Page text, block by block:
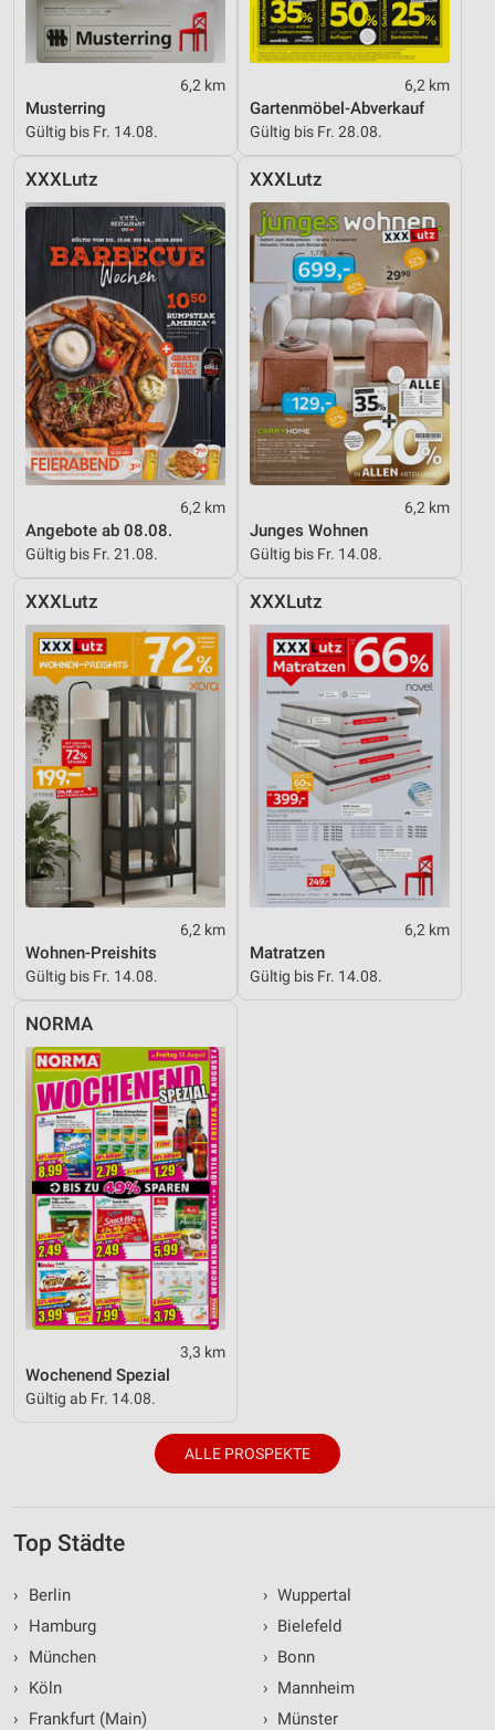
6,2 km
Musterring
Gültig bis Fr. 14.08.
6,2 km
Gartenmöbel-Abverkauf
Gültig bis Fr. 28.08.
XXXLutz
6,2 km
Angebote ab 08.08.
Gültig bis Fr. 21.08.
XXXLutz
6,2 km
Junges Wohnen
Gültig bis Fr. 14.08.
XXXLutz
6,2 km
Wohnen-Preishits
Gültig bis Fr. 14.08.
XXXLutz
6,2 km
Matratzen
Gültig bis Fr. 14.08.
NORMA
3,3 km
Wochenend Spezial
Gültig ab Fr. 14.08.
ALLE PROSPEKTE
Top Städte
›
Berlin
›
Hamburg
›
München
›
Köln
›
Frankfurt (Main)
› Wuppertal
› Bielefeld
› Bonn
› Mannheim
› Münster